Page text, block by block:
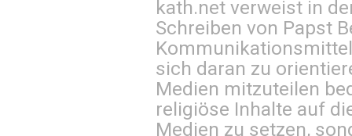
kath.net verweist in
Schreiben von Papst
sich daran zu
Medien mitzuteilen
religiöse Inhalte auf
Medien zu setzen,